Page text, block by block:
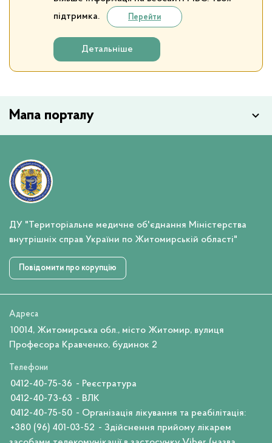
підтримка.
Перейти
Детальніше
Мапа порталу
ДУ "Територіальне медичне об'єднання Міністерства
внутрішніх справ України по Житомирській області"
Повідомити про корупцію
Адреса
10014, Житомирська обл., місто Житомир, вулиця
Професора Кравченко, будинок 2
Телефони
0412-40-75-36 - Реєстратура
0412-40-73-63 - ВЛК
0412-40-75-50 - Організація лікування та реабілітація:
+380 (96) 401-03-52 - Здійснення прийому лікарем